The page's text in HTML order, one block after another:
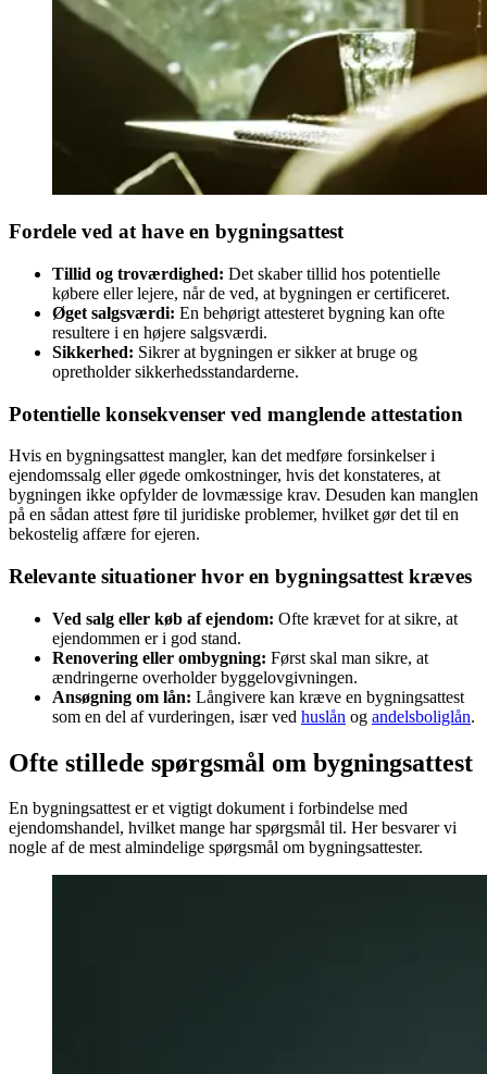
Fordele ved at have en bygningsattest
Tillid og troværdighed: Det skaber tillid hos potentielle
købere eller lejere, når de ved, at bygningen er certificeret.
Øget salgsværdi: En behørigt attesteret bygning kan ofte
resultere i en højere salgsværdi.
Sikkerhed: Sikrer at bygningen er sikker at bruge og
opretholder sikkerhedsstandarderne.
Potentielle konsekvenser ved manglende attestation
Hvis en bygningsattest mangler, kan det medføre forsinkelser i
ejendomssalg eller øgede omkostninger, hvis det konstateres, at
bygningen ikke opfylder de lovmæssige krav. Desuden kan manglen
på en sådan attest føre til juridiske problemer, hvilket gør det til en
bekostelig affære for ejeren.
Relevante situationer hvor en bygningsattest kræves
Ved salg eller køb af ejendom: Ofte krævet for at sikre, at
ejendommen er i god stand.
Renovering eller ombygning: Først skal man sikre, at
ændringerne overholder byggelovgivningen.
Ansøgning om lån: Långivere kan kræve en bygningsattest
som en del af vurderingen, især ved huslån og andelsboliglån.
Ofte stillede spørgsmål om bygningsattest
En bygningsattest er et vigtigt dokument i forbindelse med
ejendomshandel, hvilket mange har spørgsmål til. Her besvarer vi
nogle af de mest almindelige spørgsmål om bygningsattester.